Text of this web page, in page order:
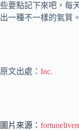
些要點記下來吧，每
出一種不一樣的氣質。
原文出處： Inc.
圖片來源：